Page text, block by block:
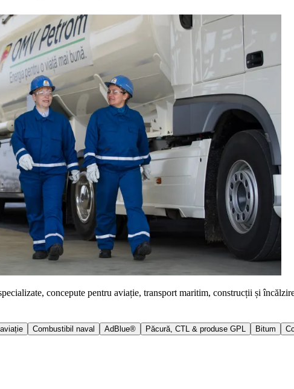
concepute pentru aviație, transport maritim, construcții și
Combustibil naval AdBlue® Păcură, CTL & produse GPL Bitum